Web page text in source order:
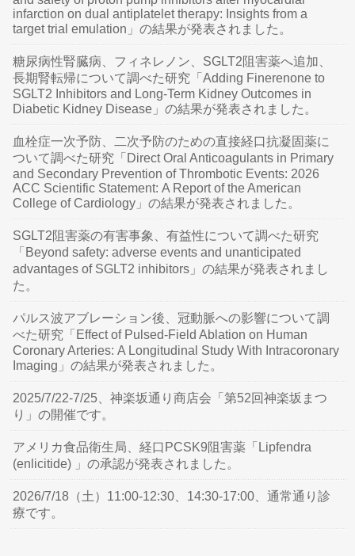
infarction on dual antiplatelet therapy: Insights from a
target trial emulation」の結果が発表されました。
糖尿病性腎臓病、フィネレノン、SGLT2阻害薬へ追加、
長期腎転帰について調べた研究「Adding Finerenone to
SGLT2 Inhibitors and Long-Term Kidney Outcomes in
Diabetic Kidney Disease」の結果が発表されました。
血栓症一次予防、二次予防のための直接経口抗凝固薬に
ついて調べた研究「Direct Oral Anticoagulants in Primary
and Secondary Prevention of Thrombotic Events: 2026
ACC Scientific Statement: A Report of the American
College of Cardiology」の結果が発表されました。
SGLT2阻害薬の有害事象、有益性について調べた研究
「Beyond safety: adverse events and unanticipated
advantages of SGLT2 inhibitors」の結果が発表されまし
た。
パルス波アブレーション後、冠動脈への影響について調
べた研究「Effect of Pulsed-Field Ablation on Human
Coronary Arteries: A Longitudinal Study With Intracoronary
Imaging」の結果が発表されました。
2025/7/22-7/25、神楽坂通り商店会「第52回神楽坂まつ
り」の開催です。
アメリカ食品衛生局、経口PCSK9阻害薬「Lipfendra
(enlicitide) 」の承認が発表されました。
2026/7/18（土）11:00-12:30、14:30-17:00、通常通り診
療です。